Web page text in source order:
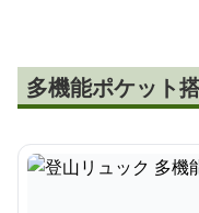
多機能ポケット